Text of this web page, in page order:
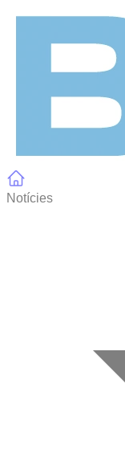
Notícies